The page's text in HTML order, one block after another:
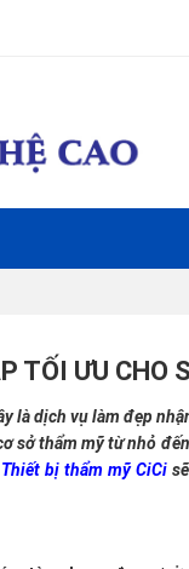
TỐI ƯU CHO
là dịch vụ làm đẹp
sở thẩm mỹ từ nhỏ
Thiết bị thẩm mỹ CiCi